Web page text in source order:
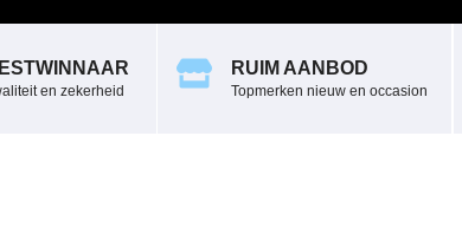
en zekerheid
RUIM AANBOD
Topmerken nieuw en occasion